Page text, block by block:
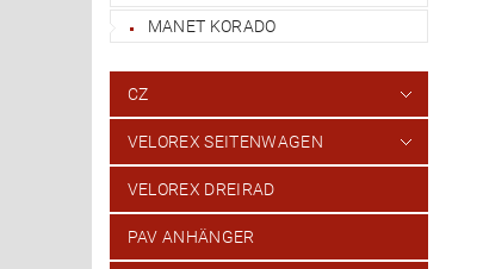
MANET KORADO
CZ
VELOREX SEITENWAGEN
VELOREX DREIRAD
PAV ANHÄNGER